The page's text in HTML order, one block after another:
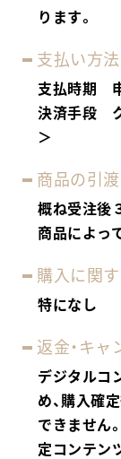
ります。
支払い方
支払時期
決済手段
＞
商品の引
概ね受注後
商品によっ
購入に関
特になし
返金・キャ
デジタルコ
め、購入確
できません
定コンテン